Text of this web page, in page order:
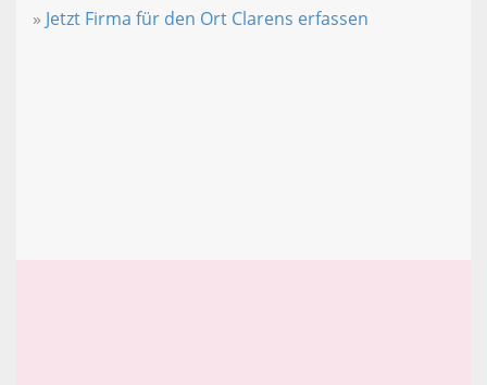
» Jetzt Firma für den Ort Clarens erfassen